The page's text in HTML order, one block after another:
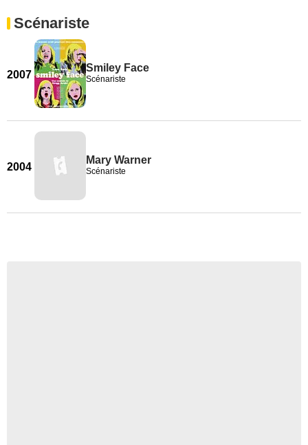
Scénariste
2007
Smiley Face
Scénariste
2004
Mary Warner
Scénariste